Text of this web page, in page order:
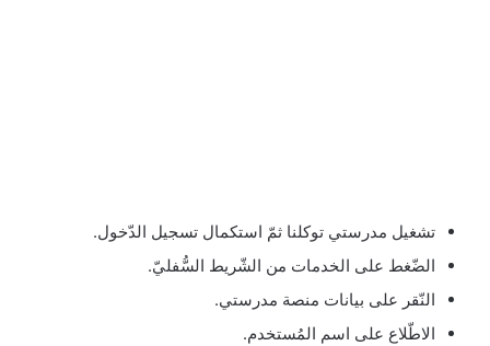
تشغيل مدرستي توكلنا ثمّ استكمال تسجيل الدّخول.
الضّغط على الخدمات من الشّريط السُّفليّ.
النّقر على بيانات منصة مدرستي.
الاطّلاع على اسم المُستخدم.